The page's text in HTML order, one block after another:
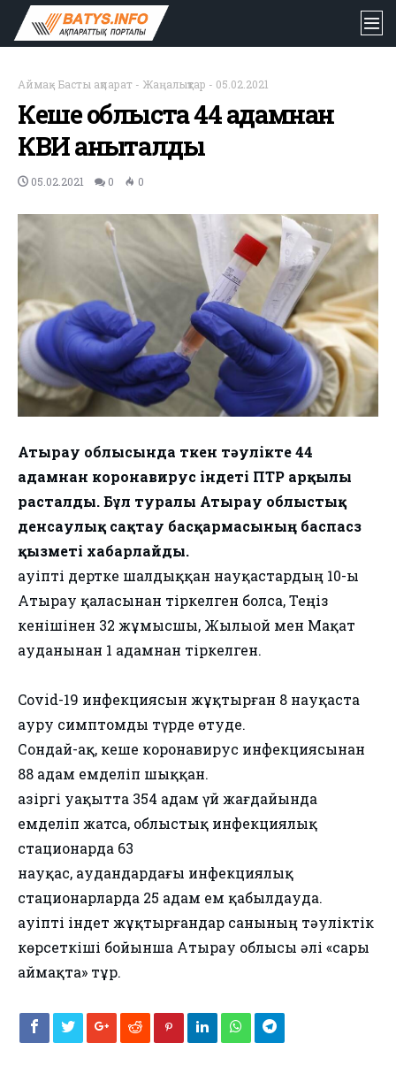
Аймақ- Басты ақпарат - Жаңалықтар - 05.02.2021
Кеше облыста 44 адамнан
КВИ анықталды
05.02.2021 0 0
Атырау облысында өткен тәулікте 44
адамнан коронавирус індеті ПТР арқылы
расталды. Бұл туралы Атырау облыстық
денсаулық сақтау басқармасының баспасөз
қызметі хабарлайды.
Қауіпті дертке шалдыққан науқастардың 10-ы
Атырау қаласынан тіркелген болса, Теңіз
кенішінен 32 жұмысшы, Жылыой мен Мақат
ауданынан 1 адамнан тіркелген.
Cоvid-19 инфекциясын жұқтырған 8 науқаста
ауру симптомды түрде өтуде.
Сондай-ақ, кеше коронавирус инфекциясынан
88 адам емделіп шыққан.
Қазіргі уақытта 354 адам үй жағдайында
емделіп жатса, облыстық инфекциялық
стационарда 63
науқас, аудандардағы инфекциялық
стационарларда 25 адам ем қабылдауда.
Қауіпті індет жұқтырғандар санының тәуліктік
көрсеткіші бойынша Атырау облысы әлі «сары
аймақта» тұр.